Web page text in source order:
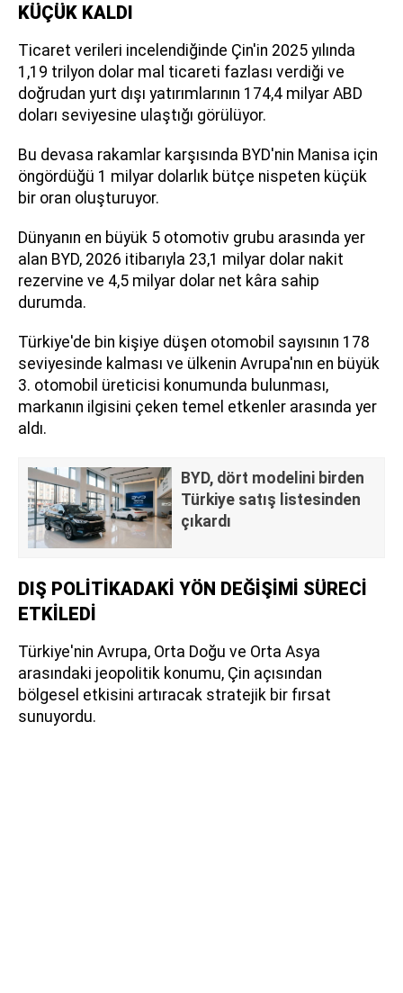
KÜÇÜK KALDI
Ticaret verileri incelendiğinde Çin'in 2025 yılında
1,19 trilyon dolar mal ticareti fazlası verdiği ve
doğrudan yurt dışı yatırımlarının 174,4 milyar ABD
doları seviyesine ulaştığı görülüyor.
Bu devasa rakamlar karşısında BYD'nin Manisa için
öngördüğü 1 milyar dolarlık bütçe nispeten küçük
bir oran oluşturuyor.
Dünyanın en büyük 5 otomotiv grubu arasında yer
alan BYD, 2026 itibarıyla 23,1 milyar dolar nakit
rezervine ve 4,5 milyar dolar net kâra sahip
durumda.
Türkiye'de bin kişiye düşen otomobil sayısının 178
seviyesinde kalması ve ülkenin Avrupa'nın en büyük
3. otomobil üreticisi konumunda bulunması,
markanın ilgisini çeken temel etkenler arasında yer
aldı.
BYD, dört modelini birden
Türkiye satış listesinden
çıkardı
DIŞ POLİTİKADAKİ YÖN DEĞİŞİMİ SÜRECİ
ETKİLEDİ
Türkiye'nin Avrupa, Orta Doğu ve Orta Asya
arasındaki jeopolitik konumu, Çin açısından
bölgesel etkisini artıracak stratejik bir fırsat
sunuyordu.